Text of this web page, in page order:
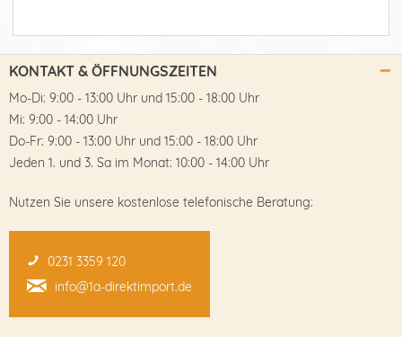
KONTAKT & ÖFFNUNGSZEITEN
Mo-Di: 9:00 - 13:00 Uhr und 15:00 - 18:00 Uhr
Mi: 9:00 - 14:00 Uhr
Do-Fr: 9:00 - 13:00 Uhr und 15:00 - 18:00 Uhr
Jeden 1. und 3. Sa im Monat: 10:00 - 14:00 Uhr
Nutzen Sie unsere kostenlose telefonische Beratung:
0231 3359 120
info@1a-direktimport.de